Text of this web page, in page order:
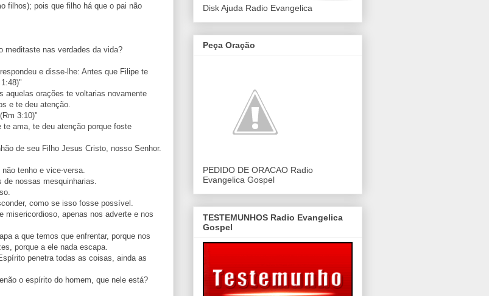
filhos); pois que filho há que o pai não
meditaste nas verdades da vida?
e disse-lhe: Antes que Filipe te
aquelas orações te voltarias novamente
e te deu atenção.
3:10)"
ama, te deu atenção porque foste
de seu Filho Jesus Cristo, nosso Senhor.
tenho e vice-versa.
nossas mesquinharias.
como se isso fosse possível.
misericordioso, apenas nos adverte e nos
a que temos que enfrentar, porque nos
porque a ele nada escapa.
penetra todas as coisas, ainda as
o espírito do homem, que nele está?
Disk Ajuda Radio Evangelica
Peça Oração
PEDIDO DE ORACAO Radio
Evangelica Gospel
TESTEMUNHOS Radio Evangelica
Gospel